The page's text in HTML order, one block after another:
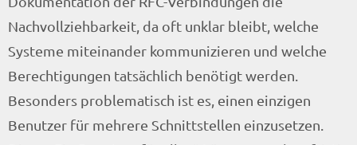
Nachvollziehbarkeit, da oft unklar bleibt, welche
Systeme miteinander kommunizieren und welche
Berechtigungen tatsächlich benötigt werden.
Besonders problematisch ist es, einen einzigen
Benutzer für mehrere Schnittstellen einzusetzen.